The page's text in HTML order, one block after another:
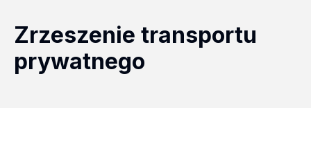
Zrzeszenie transportu
prywatnego